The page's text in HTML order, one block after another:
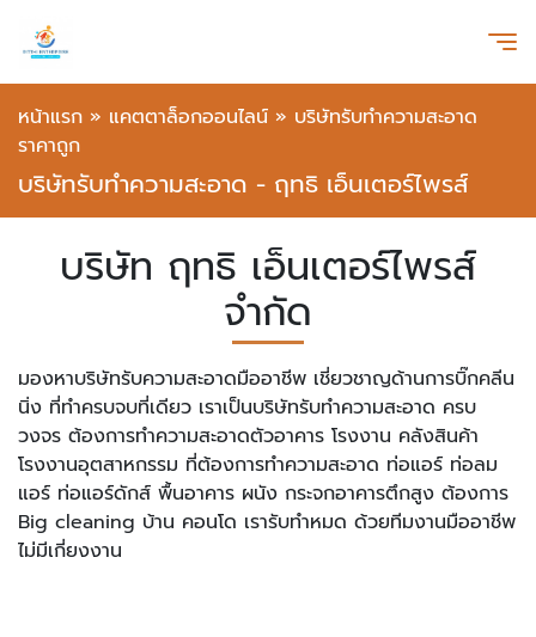
หน้าแรก » แคตตาล็อกออนไลน์ » บริษัทรับทำความสะอาด
ราคาถูก
บริษัทรับทำความสะอาด - ฤทธิ เอ็นเตอร์ไพรส์
บริษัท ฤทธิ เอ็นเตอร์ไพรส์
จำกัด
มองหาบริษัทรับความสะอาดมืออาชีพ เชี่ยวชาญด้านการบิ๊กคลีน
นิ่ง ที่ทำครบจบที่เดียว เราเป็นบริษัทรับทำความสะอาด ครบ
วงจร ต้องการทำความสะอาดตัวอาคาร โรงงาน คลังสินค้า
โรงงานอุตสาหกรรม ที่ต้องการทำความสะอาด ท่อแอร์ ท่อลม
แอร์ ท่อแอร์ดักส์ พื้นอาคาร ผนัง กระจกอาคารตึกสูง ต้องการ
Big cleaning บ้าน คอนโด เรารับทำหมด ด้วยทีมงานมืออาชีพ
ไม่มีเกี่ยงงาน